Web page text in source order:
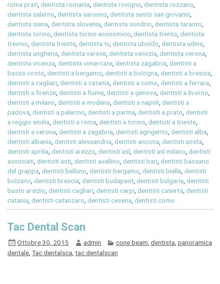
roma prati,dentista romania,dentista rovigno,dentista rozzano,
dentista salerno,dentista saronno,dentista sesto san giovanni,
dentista siena,dentista slovenia,dentista sondrio,dentista taranto,
dentista torino,dentista torino economico,dentista trento,dentista
treviso,dentista trieste,dentista tv,dentista uboldo,dentista udine,
dentista ungheria,dentista varese,dentista venezia,dentista verona,
dentista vicenza,dentista vimercate,dentista zagabria,dentisti a
basso costo,dentisti a bergamo,dentisti a bologna,dentisti a brescia,
dentisti a cagliari,dentisti a catania,dentisti a como,dentisti a ferrara,
dentisti a firenze,dentisti a fiume,dentisti a genova,dentisti a livorno,
dentisti a milano,dentisti a modena,dentisti a napoli,dentisti a
padova,dentisti a palermo,dentisti a parma,dentisti a prato,dentisti
a reggio emilia,dentisti a roma,dentisti a torino,dentisti a trieste,
dentisti a verona,dentisti a zagabria,dentisti agrigento,dentisti alba,
dentisti albania,dentisti alessandria,dentisti ancona,dentisti aosta,
dentisti aprilia,dentisti arezzo,dentisti asl,dentisti asl milano,dentisti
associati,dentisti asti,dentisti avellino,dentisti bari,dentisti bassano
del grappa,dentisti belluno,dentisti bergamo,dentisti biella,dentisti
bolzano,dentisti brescia,dentisti budapest,dentisti bulgaria,dentisti
busto arsizio,dentisti cagliari,dentisti carpi,dentisti caserta,dentisti
catania,dentisti catanzaro,dentisti cesena,dentisti como
Tac Dental Scan
Ottobre 30, 2015 admin cone beam dentista panoramica
dentale ,Tac dentalsca ,tac dentalscan